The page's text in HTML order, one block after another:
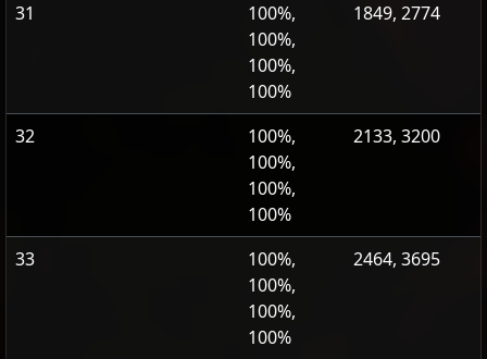
31
100%,
100%,
100%,
100%
1849, 2774
32
100%,
100%,
100%,
100%
2133, 3200
33
100%,
100%,
100%,
100%
2464, 3695